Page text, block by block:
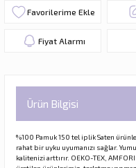
Fiyat Alarmı
Ürün Bilgisi
%100 Pamuk 150 tel iplik Saten
rahat bir uyku uyumanızı sağlar.
kalitenizi arttırır. OEKO-TEX,